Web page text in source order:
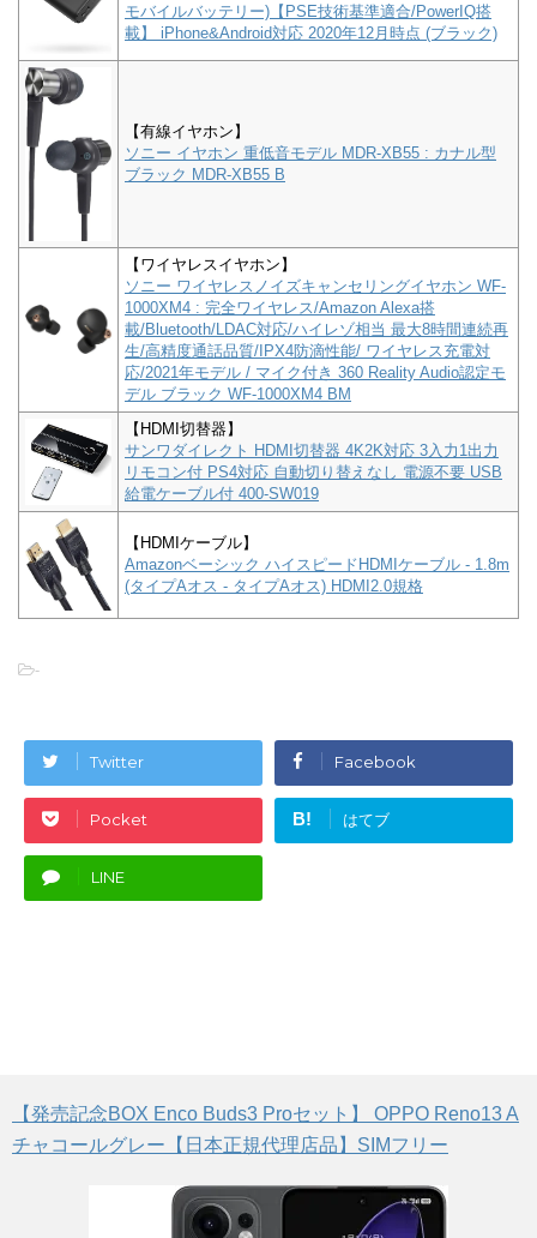
モバイルバッテリー)【PSE技術基準適合/PowerIQ搭
載】 iPhone&Android対応 2020年12月時点 (ブラック)
【有線イヤホン】
ソニー イヤホン 重低音モデル MDR-XB55 : カナル型
ブラック MDR-XB55 B
【ワイヤレスイヤホン】
ソニー ワイヤレスノイズキャンセリングイヤホン WF-
1000XM4 : 完全ワイヤレス/Amazon Alexa搭
載/Bluetooth/LDAC対応/ハイレゾ相当 最大8時間連続再
生/高精度通話品質/IPX4防滴性能/ ワイヤレス充電対
応/2021年モデル / マイク付き 360 Reality Audio認定モ
デル ブラック WF-1000XM4 BM
【HDMI切替器】
サンワダイレクト HDMI切替器 4K2K対応 3入力1出力
リモコン付 PS4対応 自動切り替えなし 電源不要 USB
給電ケーブル付 400-SW019
【HDMIケーブル】
Amazonベーシック ハイスピードHDMIケーブル - 1.8m
(タイプAオス - タイプAオス) HDMI2.0規格
-
Twitter Facebook
Pocket B! はてブ
LINE
【発売記念BOX Enco Buds3 Proセット】 OPPO Reno13 A
チャコールグレー【日本正規代理店品】SIMフリー